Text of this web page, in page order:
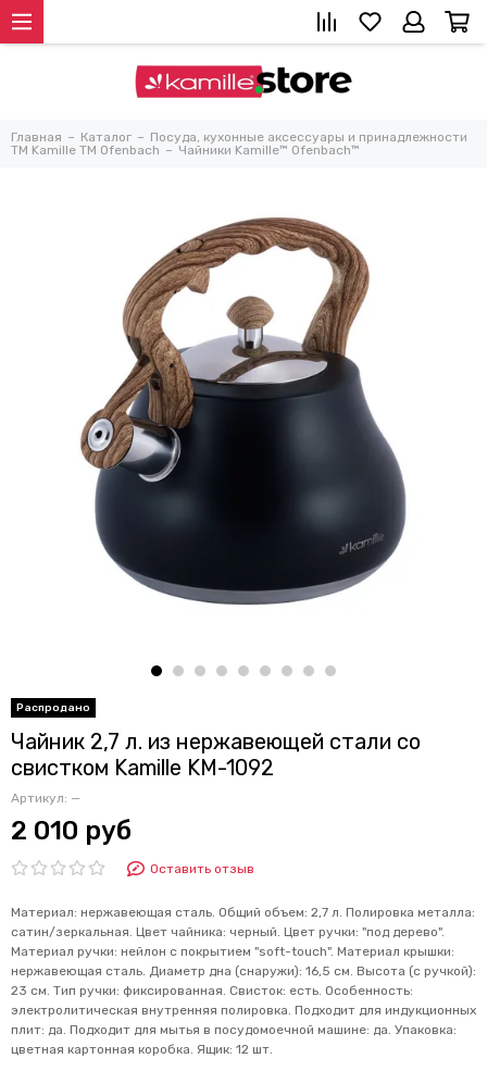
Главная Каталог
Посуда, кухонные аксессуары и принадлежности
TM Kamille TM Ofenbach
Чайники Kamille™ Ofenbach™
Чайник 2,7 л. из нержавеющей стали со
свистком Kamille KM-1092
Артикул: —
2 010 руб
Оставить отзыв
Материал: нержавеющая сталь. Общий объем: 2,7 л. Полировка металла:
сатин/зеркальная. Цвет чайника: черный. Цвет ручки: "под дерево".
Материал ручки: нейлон с покрытием "soft-touch". Материал крышки:
нержавеющая сталь. Диаметр дна (снаружи): 16,5 см. Высота (с ручкой):
23 см. Тип ручки: фиксированная. Свисток: есть. Особенность:
электролитическая внутренняя полировка. Подходит для индукционных
плит: да. Подходит для мытья в посудомоечной машине: да. Упаковка:
цветная картонная коробка. Ящик: 12 шт.